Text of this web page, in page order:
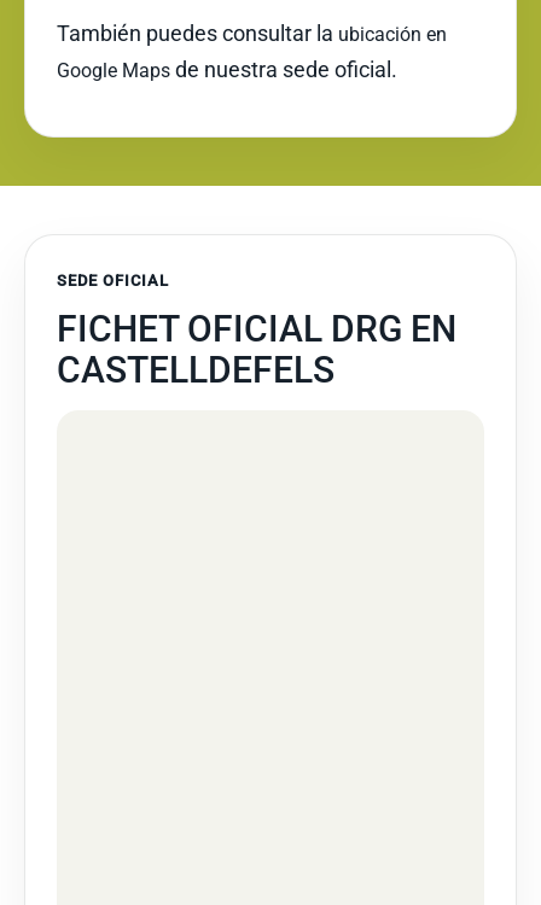
También puedes consultar la ubicación en
Google Maps de nuestra sede oficial.
SEDE OFICIAL
FICHET OFICIAL DRG EN
CASTELLDEFELS